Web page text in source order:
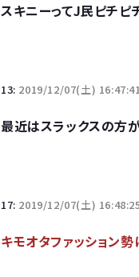
スキニーってJ民ピチピ
13: 2019/12/07(土)
最近はスラックスの方
17: 2019/12/07(土)
キモオタファッション